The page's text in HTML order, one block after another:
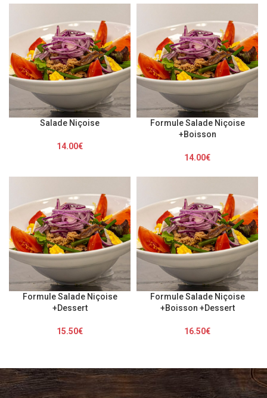
Salade Niçoise
14.00€
Formule Salade Niçoise
+Boisson
14.00€
Formule Salade Niçoise
+Dessert
15.50€
Formule Salade Niçoise
+Boisson +Dessert
16.50€